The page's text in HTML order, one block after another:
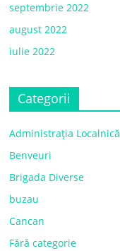
septembrie 2022
august 2022
iulie 2022
Categorii
Administrația Localnică
Benveuri
Brigada Diverse
buzau
Cancan
Fără categorie